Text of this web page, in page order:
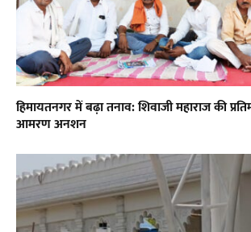
हिमायतनगर में बढ़ा तनाव: शिवाजी महाराज की
आमरण अनशन